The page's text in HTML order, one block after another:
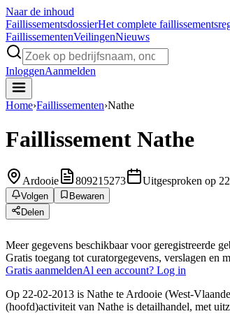
Naar de inhoud
FaillissementsdossierHet complete
FaillissementenVeilingenNieuws
InloggenAanmelden
Home›Faillissementen›Nathe
Faillissement Nathe
Ardooie 809215273 Uitgesproken op
Volgen
Bewaren
Delen
Meer gegevens beschikbaar voor geregistreerde
Gratis toegang tot curatorgegevens, verslagen en
Gratis aanmeldenAl een account? Log in
Op 22-02-2013 is Nathe te Ardooie (West-
(hoofd)activiteit van Nathe is detailhandel, met